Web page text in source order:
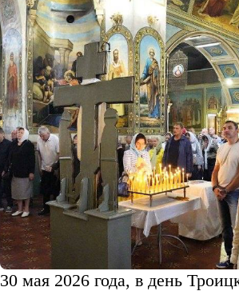
30 мая 2026 года, в день